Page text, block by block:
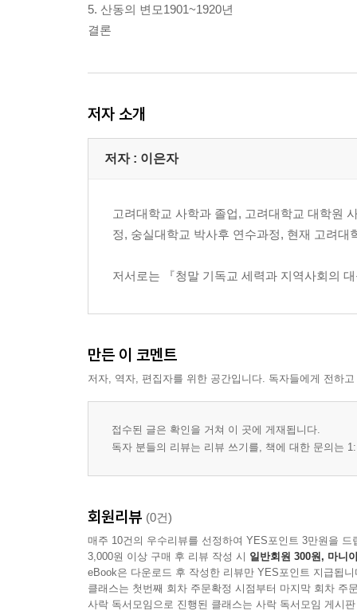
5. 산동의 변모1901~1920년
결론
저자 소개
저자 : 이은자
고려대학교 사학과 졸업, 고려대학교 대학원
정, 숭실대학교 박사후 연수과정, 현재 고려
저서로는 『청말 기독교 세력과 지역사회의
만든 이 코멘트
저자, 역자, 편집자를 위한 공간입니다. 독자들에게 전하
접수된 글은 확인을 거쳐 이 곳에 게재됩니다.
독자 분들의 리뷰는 리뷰 쓰기를, 책에 대한 문의는
회원리뷰 (0건)
매주 10건의 우수리뷰를 선정하여 YES포인트 3만원을 드
3,000원 이상 구매 후 리뷰 작성 시 일반회원 300원, 마니
eBook은 다운로드 후 작성한 리뷰만 YES포인트 지급됩니
클래스는 첫번째 회차 주문확정 시점부터 마지막 회차 주
사락 독서모임으로 진행된 클래스는 사락 독서모임 게시